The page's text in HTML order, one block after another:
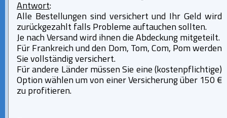
Antwort:
Alle Bestellungen sind versichert und Ihr Geld wird
zurückgezahlt falls Probleme auftauchen sollten.
Je nach Versand wird ihnen die Abdeckung mitgeteilt.
Für Frankreich und den Dom, Tom, Com, Pom werden
Sie vollständig versichert.
Für andere Länder müssen Sie eine (kostenpflichtige)
Option wählen um von einer Versicherung über 150 €
zu profitieren.